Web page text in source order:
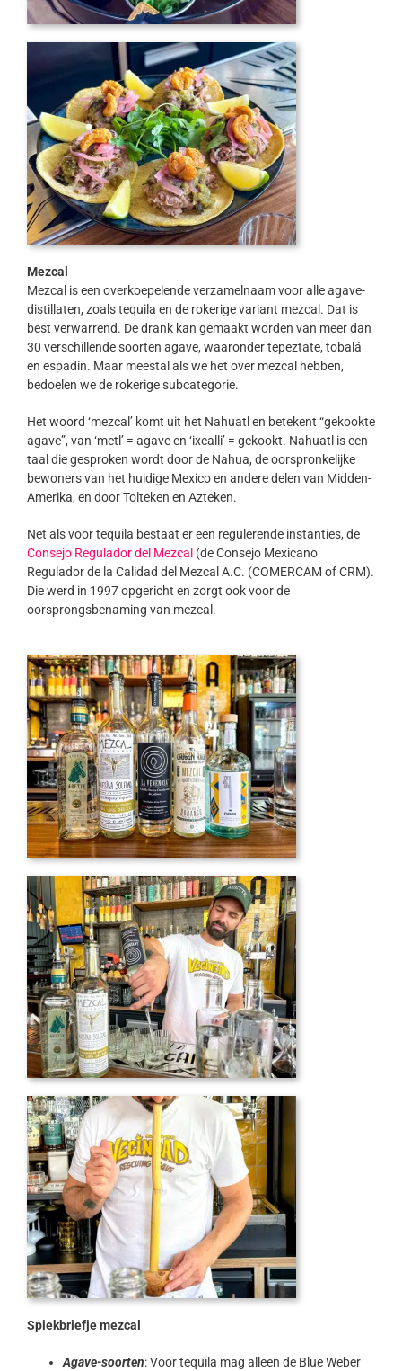
Mezcal
Mezcal is een overkoepelende verzamelnaam voor alle agave-
distillaten, zoals tequila en de rokerige variant mezcal. Dat is
best verwarrend. De drank kan gemaakt worden van meer dan
30 verschillende soorten agave, waaronder tepeztate, tobalá
en espadín. Maar meestal als we het over mezcal hebben,
bedoelen we de rokerige subcategorie.
Het woord ‘mezcal’ komt uit het Nahuatl en betekent “gekookte
agave”, van ‘metl’ = agave en ‘ixcalli’ = gekookt. Nahuatl is een
taal die gesproken wordt door de Nahua, de oorspronkelijke
bewoners van het huidige Mexico en andere delen van Midden-
Amerika, en door Tolteken en Azteken.
Net als voor tequila bestaat er een regulerende instanties, de
Consejo Regulador del Mezcal (de Consejo Mexicano
Regulador de la Calidad del Mezcal A.C. (COMERCAM of CRM).
Die werd in 1997 opgericht en zorgt ook voor de
oorsprongsbenaming van mezcal.
Spiekbriefje mezcal
Agave-soorten: Voor tequila mag alleen de Blue Weber